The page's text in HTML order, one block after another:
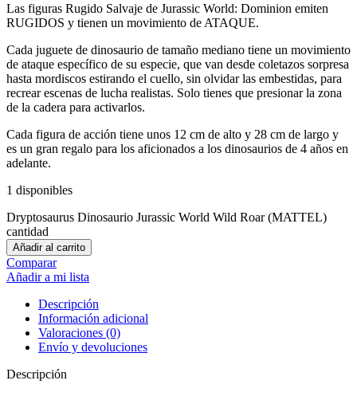
Las figuras Rugido Salvaje de Jurassic World: Dominion emiten
RUGIDOS y tienen un movimiento de ATAQUE.
Cada juguete de dinosaurio de tamaño mediano tiene un movimiento
de ataque específico de su especie, que van desde coletazos sorpresa
hasta mordiscos estirando el cuello, sin olvidar las embestidas, para
recrear escenas de lucha realistas. Solo tienes que presionar la zona
de la cadera para activarlos.
Cada figura de acción tiene unos 12 cm de alto y 28 cm de largo y
es un gran regalo para los aficionados a los dinosaurios de 4 años en
adelante.
1 disponibles
Dryptosaurus Dinosaurio Jurassic World Wild Roar (MATTEL)
cantidad
Añadir al carrito
Comparar
Añadir a mi lista
Descripción
Información adicional
Valoraciones (0)
Envío y devoluciones
Descripción